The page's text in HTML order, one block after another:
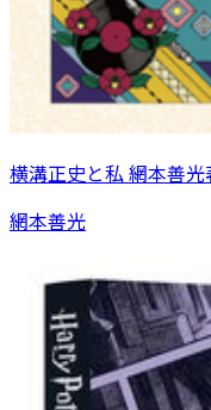
横溝正史と私 網本善
網本善光